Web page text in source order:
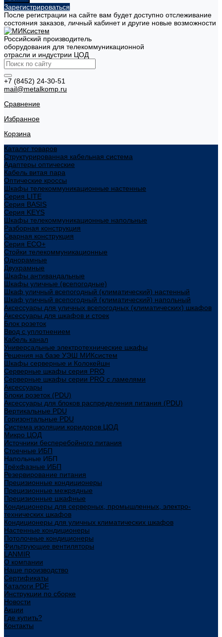
Зарегистрироваться
После регистрации на сайте вам будет доступно отслеживание
состояния заказов, личный кабинет и другие новые возможности
Российский производитель
оборудования для телекоммуникационной
отрасли и индустрии ЦОД
+7 (8452) 24-30-51
mail@metalkomp.ru
Сравнение
Избранное
Корзина
Каталог товаров
Структурированная кабельная система
Адаптеры оптические
Кабель витая пара
Оптические кроссы
Шкафы телекоммуникационные настенные
Cерия LITE
Cерия BASIS
Cерия KEYS
Шкафы телекоммуникационные напольные
Разборная конструкция
Сварная конструкция
Серия ECO+
Стойки телекоммуникационные
Однорамные
Двухрамные
Шкафы антивандальные
Шкафы уличные (всепогодные)
Шкаф уличный всепогодный (климатический) настенный
Шкаф уличный всепогодный (климатический) напольный
Аксессуары для уличных всепогодных (климатических) шкафов
Аксессуары для шкафов и стоек
Блок розеток
Ввод с уплотнением
Кабель канал
Универсальные электротехнические шкафы
Решения на базе УЭШ МИКсистем
Шкафы серверные и Колокейшн
Серверные шкафы серия PRO
Серверные шкафы серии PRO с ламелями
Аксессуары
Блоки розеток (PDU)
Аксессуары для блоков распределения питания (PDU)
Вертикальные PDU
Горизонтальные PDU
Система изоляции коридоров ЦОД
Микро ЦОД
Источники бесперебойного питания
Стоечные ИБП
Напольные ИБП
Трёхфазные ИБП
Резервирование питания
Прецизионные кондиционеры
Прецизионные межрядные
Прецизионные шкафные
Кондиционеры для серверных, промышленных, электро-
технических шкафов
Кондиционеры для уличных климатических шкафов
Настенные кондиционеры
Потолочные кондиционеры
Фильтрующие вентиляторы
LANMIR
О компании
Наше производство
Сертификаты
Каталоги PDF
Инструкции по сборке
Новости
Акции
Где купить?
Контакты